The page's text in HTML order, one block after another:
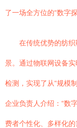
了一场全方位的“数字探
在传统优势的纺织
景。通过物联网设备
检测，实现了从“规模
企业负责人介绍：“数
费者个性化、多样化